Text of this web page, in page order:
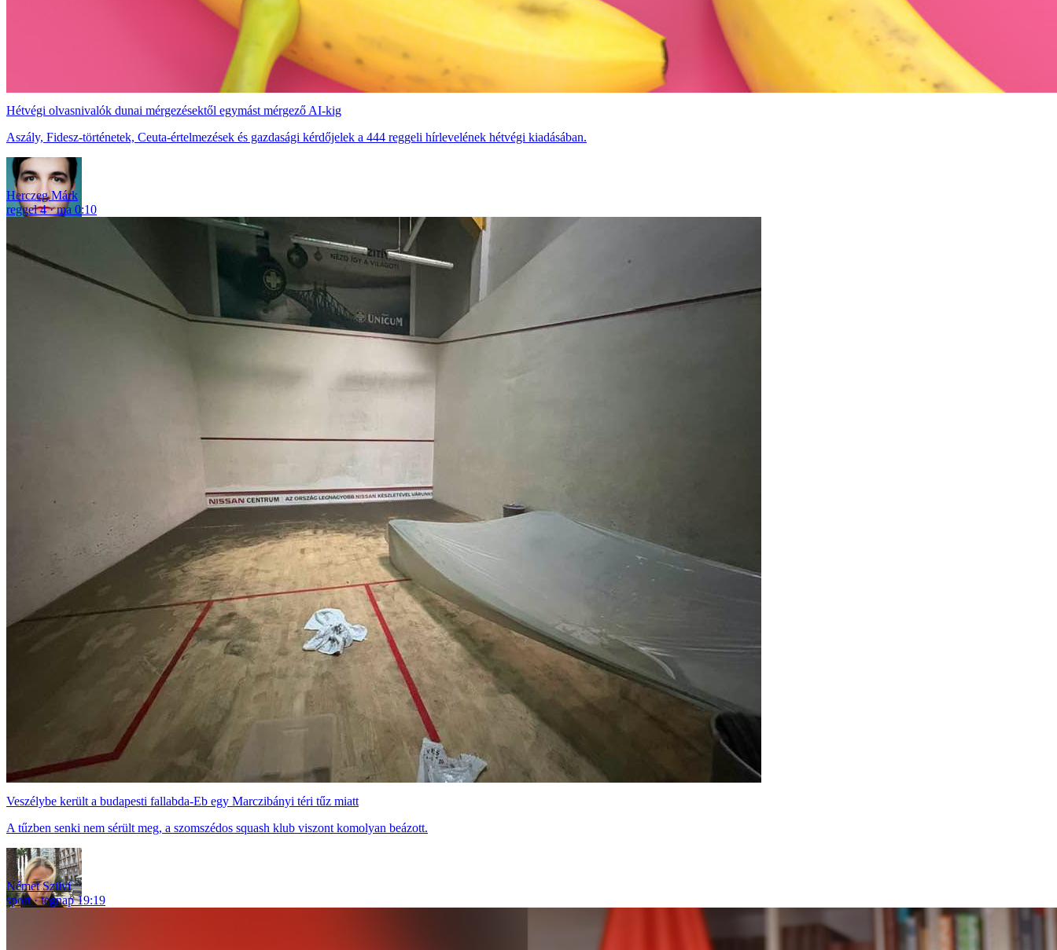
Hétvégi olvasnivalók dunai mérgezésektől egymást mérgező AI-kig
Aszály, Fidesz-történetek, Ceuta-értelmezések és gazdasági kérdőjelek a 444 reggeli hírlevelének hétvégi kiadásában.
Herczeg Márk
reggel 4
ma 0:10
Veszélybe került a budapesti fallabda-Eb egy Marczibányi téri tűz miatt
A tűzben senki nem sérült meg, a szomszédos squash klub viszont komolyan beázott.
Német Szilvi
sport
tegnap 19:19